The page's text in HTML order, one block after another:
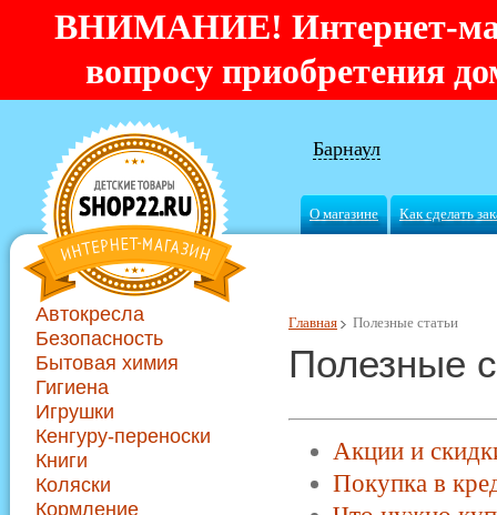
ВНИМАНИЕ! Интернет-
вопросу приобретения
Барнаул
О магазине Как сделать
Главная Полезные статьи
Полезные
Акции и
Покупка в
Автокресла
Безопасность
Бытовая химия
Гигиена
Игрушки
Кенгуру-переноски
Книги
Коляски
Кормление